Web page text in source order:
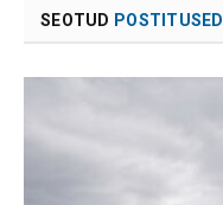
SEOTUD POSTITUSED